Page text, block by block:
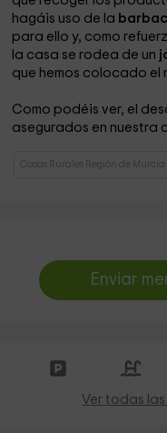
hagáis uso de la
para ello y, como
la casa se rodea de un
que hemos colocado el
Como podéis ver, el
asegurados en nuestra
Casas Rurales Región de Murcia
Enviar
Ver todas